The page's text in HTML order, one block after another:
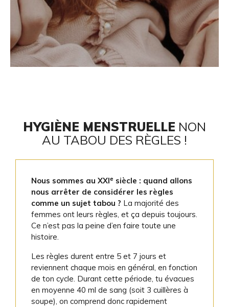
HYGIÈNE MENSTRUELLE NON
AU TABOU DES RÈGLES !
Nous sommes au XXIe siècle : quand allons
nous arrêter de considérer les règles
comme un sujet tabou ? La majorité des
femmes ont leurs règles, et ça depuis toujours.
Ce n’est pas la peine d’en faire toute une
histoire.
Les règles durent entre 5 et 7 jours et
reviennent chaque mois en général, en fonction
de ton cycle. Durant cette période, tu évacues
en moyenne 40 ml de sang (soit 3 cuillères à
soupe), on comprend donc rapidement